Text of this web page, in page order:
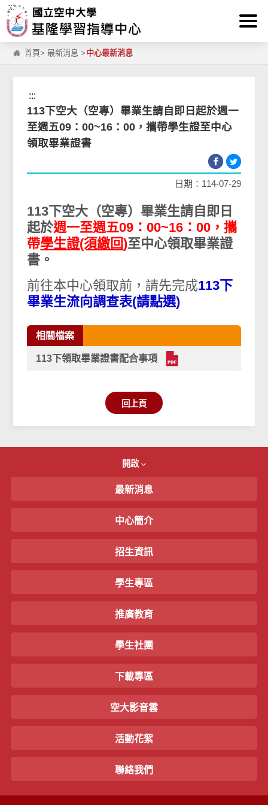
跳到主要內容區塊
:::
首頁>最新消息 > 中心最新消息
:::
113下空大（空專）畢業生請自即日起於週一
至週五09：00~16：00，攜帶學生證至中心
領取畢業證書
日期：114-07-29
113下空大（空專）畢業生請自即日
起於週一至週五09：00~16：00，攜
帶學生證(須繳回)至中心領取畢業證
書。
前往本中心領取前，請先完成113下
畢業生流向調查表(請點選)
相關檔案
113下領取畢業證書配合事項
回上頁
開啟
最新消息
中心簡介
招生資訊
學生專區
推廣教育
學生社團
下載專區
空大影音雲
活動花絮
聯絡我們